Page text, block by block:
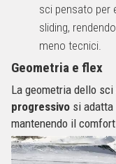
sci pensato per
sliding,
meno tecnici.
Geometria e flex
La geometria dello
progressivo si adatta
mantenendo il